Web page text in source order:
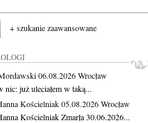
+ szukanie zaawansowane
06.08.2026Wrocław
nic: już uleciałem w taką...
Kościelniak05.08.2026Wrocław
Kościelniak Zmarła 30.06.2026...